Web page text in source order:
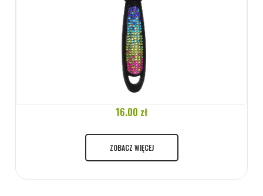
16.00 zł
ZOBACZ WIĘCEJ